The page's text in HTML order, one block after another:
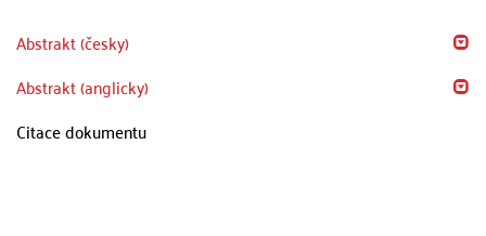
Abstrakt (česky)
Abstrakt (anglicky)
Citace dokumentu